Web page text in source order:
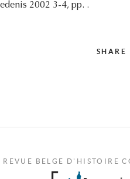
2002 3-4, pp. .
SHARE
REVUE BELGE D'HISTOIRE